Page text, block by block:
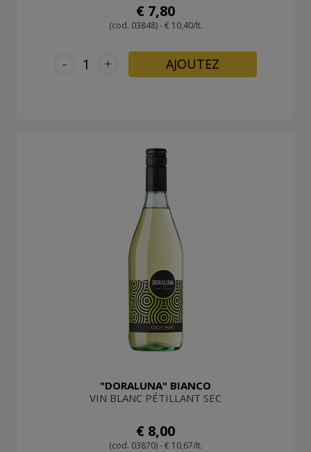
€ 7,80
(cod. 03848) - € 10,40/lt.
+
- AJOUTEZ
"DORALUNA" BIANCO
VIN BLANC PÉTILLANT SEC
€ 8,00
(cod. 03870) - € 10,67/lt.